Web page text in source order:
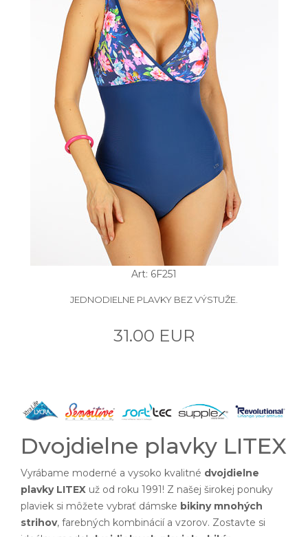
Art: 6F251
JEDNODIELNE PLAVKY BEZ VÝSTUŽE.
31.00 EUR
Dvojdielne plavky LITEX
Vyrábame moderné a vysoko kvalitné dvojdielne
plavky LITEX už od roku 1991! Z našej širokej ponuky
plaviek si môžete vybrať dámske bikiny mnohých
strihov, farebných kombinácií a vzorov. Zostavte si